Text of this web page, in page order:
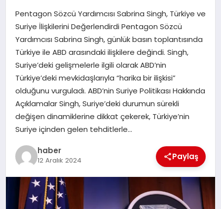
EĞITIM
TEKNOLOJI
Pentagon Sözcü Yardımcısı Sabrina Singh, Türkiye ve
Suriye İlişkilerini Değerlendirdi Pentagon Sözcü
Yardımcısı Sabrina Singh, günlük basın toplantısında
Türkiye ile ABD arasındaki ilişkilere değindi. Singh,
Suriye’deki gelişmelerle ilgili olarak ABD’nin
Türkiye’deki mevkidaşlarıyla “harika bir ilişkisi”
olduğunu vurguladı. ABD’nin Suriye Politikası Hakkında
Açıklamalar Singh, Suriye’deki durumun sürekli
değişen dinamiklerine dikkat çekerek, Türkiye’nin
Suriye içinden gelen tehditlerle…
haber
12 Aralık 2024 Paylaş